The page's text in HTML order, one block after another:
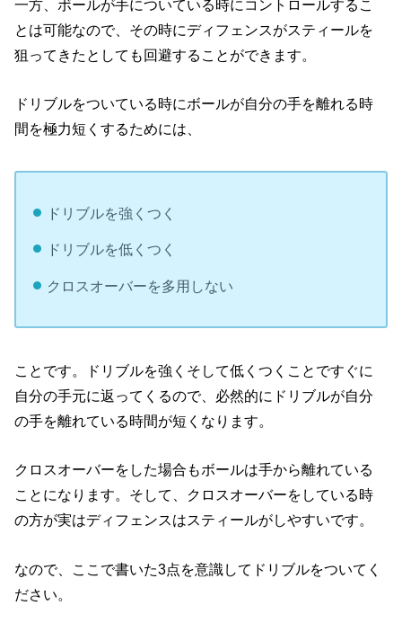
一方、ボールが手についている時にコントロールするこ
とは可能なので、その時にディフェンスがスティールを
狙ってきたとしても回避することができます。
ドリブルをついている時にボールが自分の手を離れる時
間を極力短くするためには、
ドリブルを強くつく
ドリブルを低くつく
クロスオーバーを多用しない
ことです。ドリブルを強くそして低くつくことですぐに
自分の手元に返ってくるので、必然的にドリブルが自分
の手を離れている時間が短くなります。
クロスオーバーをした場合もボールは手から離れている
ことになります。そして、クロスオーバーをしている時
の方が実はディフェンスはスティールがしやすいです。
なので、ここで書いた3点を意識してドリブルをついてく
ださい。